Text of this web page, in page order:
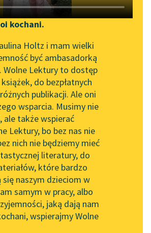
Zgłoś brak utworu
Narzędzia
Mapa Wolnych Lektur
Leśmianator
Przewodnik dla piszących i
czytających
API
OAI-PMH
Widget Wolnych Lektur
Przypisy
kochani.
Holtz i mam wielki
być ambasadorką
Wolne Lektury to dostęp
do bezpłatnych
publikacji. Ale oni
wsparcia. Musimy nie
także wspierać
Lektury, bo bez nas nie
nich nie będziemy mieć
literatury, do
które bardzo
naszym dzieciom w
samym w pracy, albo
jaką dają nam
wspierajmy Wolne
Kornel Makuszyński
Ewy
Oczywiście. Do mojej
matki i jej syna, która
mieszka razem ze
swoją matką.
Posłuchaj, kobieto...
Czytaj więcej
Kornel Makuszyński
Szaleństwa panny
Ewy